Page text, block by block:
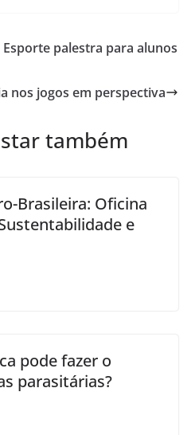
palestra para alunos
nos jogos em perspectiva
também
Brasileira: Oficina
e
pode fazer o
parasitárias?